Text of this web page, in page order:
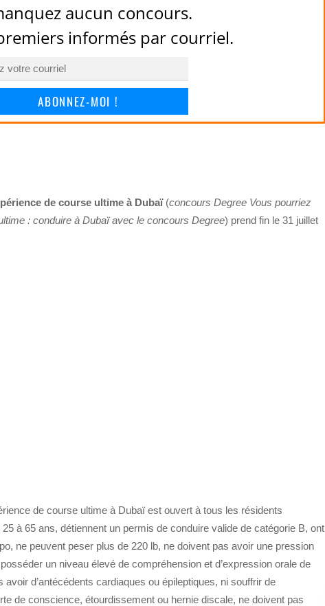
aucun concours.
informés par courriel.
ABONNEZ-MOI !
de course ultime à Dubaï(concours Degree Vous pourriez
: conduire à Dubaï avec le concours Degree) prend fin le 31 juillet
de course ultime à Dubaï est ouvert à tous les résidents
à 65 ans, détiennent un permis de conduire valide de catégorie B, ont
ne peuvent peser plus de 220 lb, ne doivent pas avoir une pression
un niveau élevé de compréhension et d’expression orale de
avoir d’antécédents cardiaques ou épileptiques, ni souffrir de
de conscience, étourdissement ou hernie discale, ne doivent pas